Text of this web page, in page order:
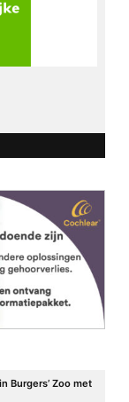
Burgers’ Zoo met